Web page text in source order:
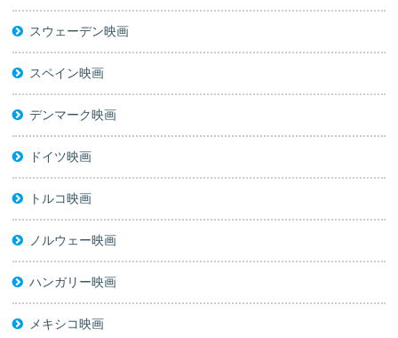
スウェーデン映画
スペイン映画
デンマーク映画
ドイツ映画
トルコ映画
ノルウェー映画
ハンガリー映画
メキシコ映画